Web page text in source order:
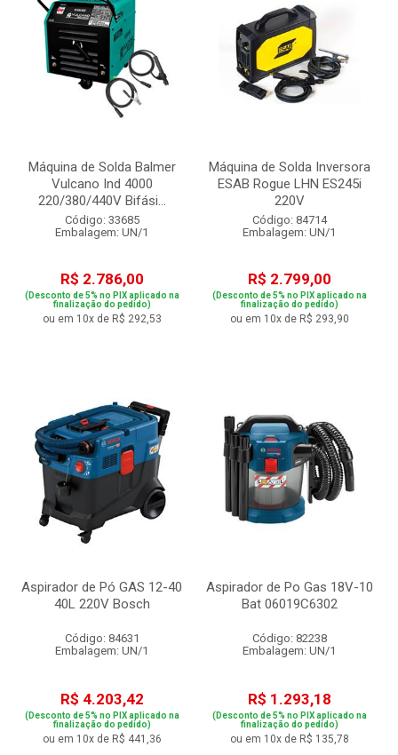
Máquina de Solda Balmer
Vulcano Ind 4000
220/380/440V Bifási...
Código: 33685
Embalagem: UN/1
R$ 2.786,00
(Desconto de 5% no PIX aplicado na
finalização do pedido)
ou em 10x de R$ 292,53
Máquina de Solda Inversora
ESAB Rogue LHN ES245i
220V
Código: 84714
Embalagem: UN/1
R$ 2.799,00
(Desconto de 5% no PIX aplicado na
finalização do pedido)
ou em 10x de R$ 293,90
Aspirador de Pó GAS 12-40
40L 220V Bosch
Código: 84631
Embalagem: UN/1
R$ 4.203,42
(Desconto de 5% no PIX aplicado na
finalização do pedido)
ou em 10x de R$ 441,36
Aspirador de Po Gas 18V-10
Bat 06019C6302
Código: 82238
Embalagem: UN/1
R$ 1.293,18
(Desconto de 5% no PIX aplicado na
finalização do pedido)
ou em 10x de R$ 135,78